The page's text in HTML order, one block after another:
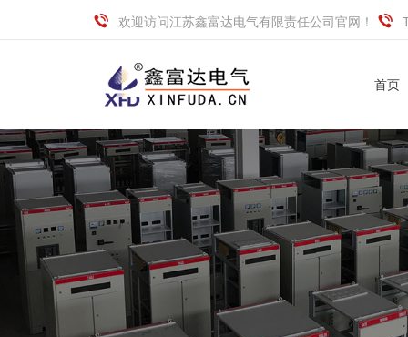
欢迎访问江苏鑫富达电气有限责任公司官网！
首页